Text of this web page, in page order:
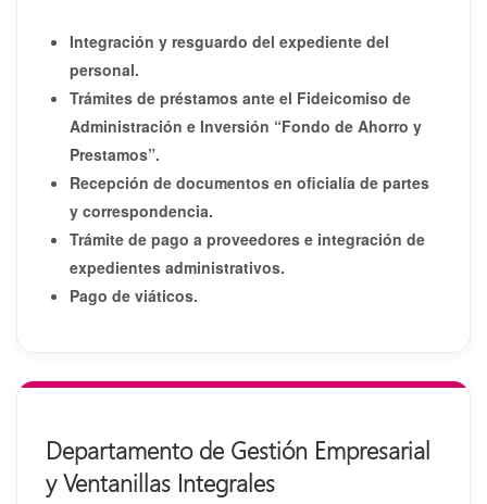
Integración y resguardo del expediente del
personal.
Trámites de préstamos ante el Fideicomiso de
Administración e Inversión “Fondo de Ahorro y
Prestamos”.
Recepción de documentos en oficialía de partes
y correspondencia.
Trámite de pago a proveedores e integración de
expedientes administrativos.
Pago de viáticos.
Departamento de Gestión Empresarial
y Ventanillas Integrales